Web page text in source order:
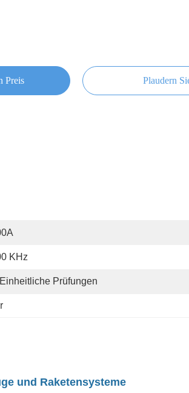
Preis Plaudern
KHz
Einheitliche Prüfungen
und Raketensysteme